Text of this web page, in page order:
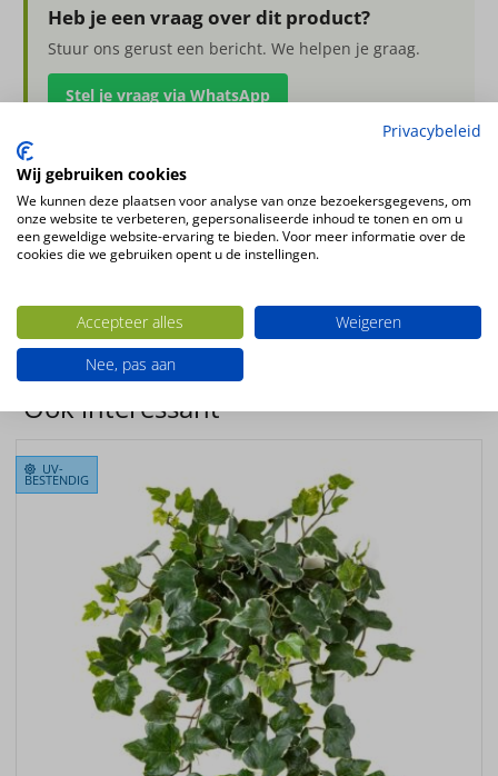
varen
hangend
40cm
aantal
Heb je een vraag over dit product?
Stuur ons gerust een bericht. We helpen je graag.
Stel je vraag via WhatsApp
Kunsthangplant Wilde Boston varen hangend 40cm
Plantsoort
Productconfiguratie
Hangende kunstplant
Ook interessant
UV-
BESTENDIG
Privacybeleid
Wij gebruiken cookies
We kunnen deze plaatsen voor analyse van onze bezoekersgegevens, om
onze website te verbeteren, gepersonaliseerde inhoud te tonen en om u
een geweldige website-ervaring te bieden. Voor meer informatie over de
cookies die we gebruiken opent u de instellingen.
Accepteer alles
Weigeren
Nee, pas aan